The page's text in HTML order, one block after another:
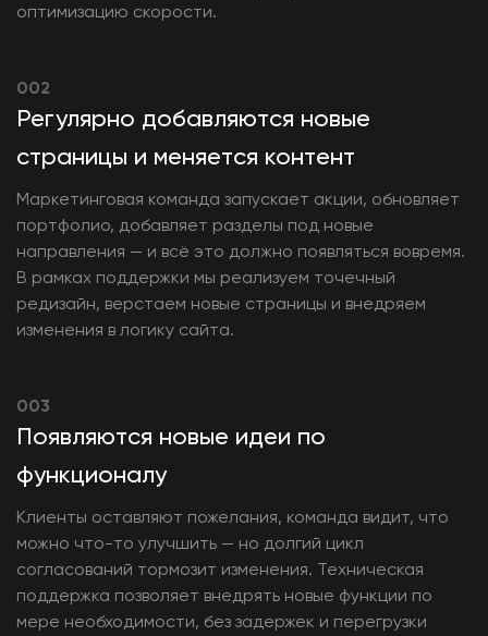
оптимизацию скорости.
002
Регулярно добавляются новые
страницы и меняется контент
Маркетинговая команда запускает акции, обновляет
портфолио, добавляет разделы под новые
направления — и всё это должно появляться вовремя.
В рамках поддержки мы реализуем точечный
редизайн, верстаем новые страницы и внедряем
изменения в логику сайта.
003
Появляются новые идеи по
функционалу
Клиенты оставляют пожелания, команда видит, что
можно что-то улучшить — но долгий цикл
согласований тормозит изменения. Техническая
поддержка позволяет внедрять новые функции по
мере необходимости, без задержек и перегрузки